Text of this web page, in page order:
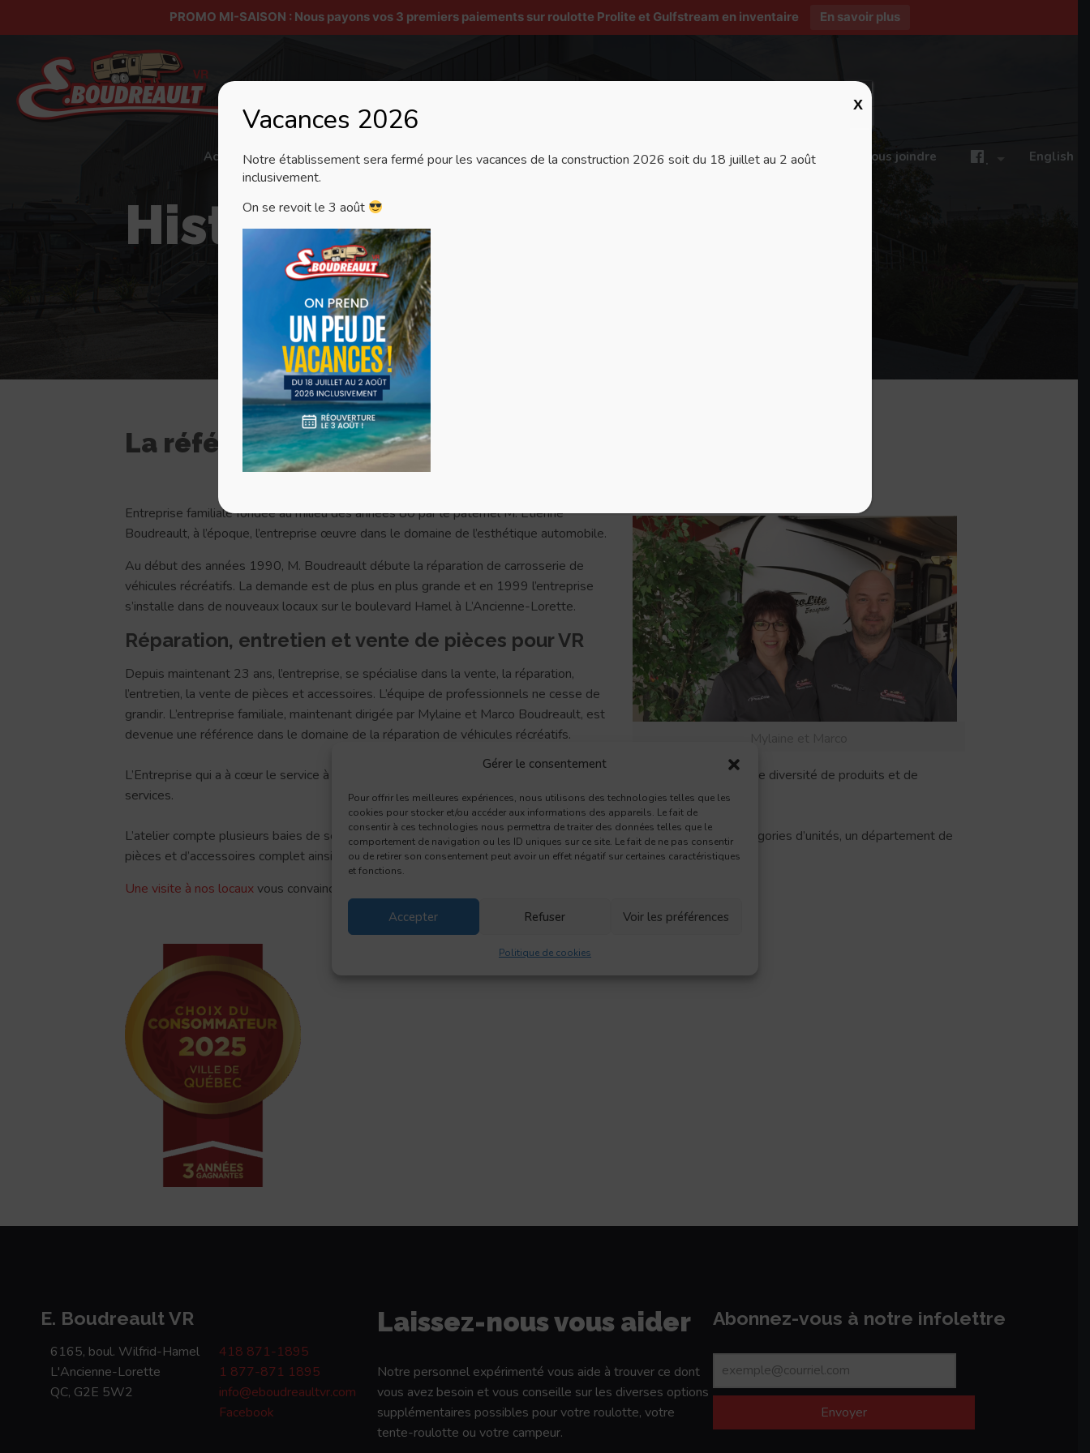
PROMO MI-SAISON : Nous payons vos 3 premiers paiements sur roulotte Prolite et Gulfstream en inventaire En savoir plus
Gérer le consentement
Pour offrir les meilleures expériences, nous utilisons des technologies telles que les
cookies pour stocker et/ou accéder aux informations des appareils. Le fait de
consentir à ces technologies nous permettra de traiter des données telles que le
comportement de navigation ou les ID uniques sur ce site. Le fait de ne pas consentir
ou de retirer son consentement peut avoir un effet négatif sur certaines caractéristiques
et fonctions.
Accepter Refuser Voir les préférences
Politique de cookies
Accueil À propos Véhicules récréatifs Services Pièces et accessoires Blogue Nous joindre . English
Historique et valeurs
La référence en réparation de VR
Mylaine et Marco
Entreprise familiale fondée au milieu des années 80 par le paternel M. Etienne
Boudreault, à l’époque, l’entreprise œuvre dans le domaine de l’esthétique automobile.
Au début des années 1990, M. Boudreault débute la réparation de carrosserie de
véhicules récréatifs. La demande est de plus en plus grande et en 1999 l’entreprise
s’installe dans de nouveaux locaux sur le boulevard Hamel à L’Ancienne-Lorette.
Réparation, entretien et vente de pièces pour VR
Depuis maintenant 23 ans, l’entreprise, se spécialise dans la vente, la réparation,
l’entretien, la vente de pièces et accessoires. L’équipe de professionnels ne cesse de
grandir. L’entreprise familiale, maintenant dirigée par Mylaine et Marco Boudreault, est
devenue une référence dans le domaine de la réparation de véhicules récréatifs.
L’Entreprise qui a à cœur le service à la clientèle offre à ses clients un service courtois et professionnel ainsi qu’une diversité de produits et de
services.
L’atelier compte plusieurs baies de service, une chambre de peinture imposante pouvant accueillir toutes les catégories d’unités, un département de
pièces et d’accessoires complet ainsi qu’une cour intérieure sécurisée.
Une visite à nos locaux vous convaincra.
E. Boudreault VR
6165, boul. Wilfrid-Hamel
L'Ancienne-Lorette
QC, G2E 5W2
418 871-1895
1 877-871 1895
info@eboudreaultvr.com
Facebook
Laissez-nous vous aider
Notre personnel expérimenté vous aide à trouver ce dont
vous avez besoin et vous conseille sur les diverses options
supplémentaires possibles pour votre roulotte, votre
tente-roulotte ou votre campeur.
Abonnez-vous à notre infolettre
Envoyer
Vacances 2026
Notre établissement sera fermé pour les vacances de la construction 2026 soit du 18 juillet au 2 août
inclusivement.
On se revoit le 3 août
X